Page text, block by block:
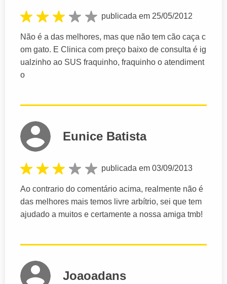
publicada em 25/05/2012
Não é a das melhores, mas que não tem cão caça c
om gato. E Clinica com preço baixo de consulta é ig
ualzinho ao SUS fraquinho, fraquinho o atendiment
o
Eunice Batista
publicada em 03/09/2013
Ao contrario do comentário acima, realmente não é
das melhores mais temos livre arbítrio, sei que tem
ajudado a muitos e certamente a nossa amiga tmb!
Joaoadans